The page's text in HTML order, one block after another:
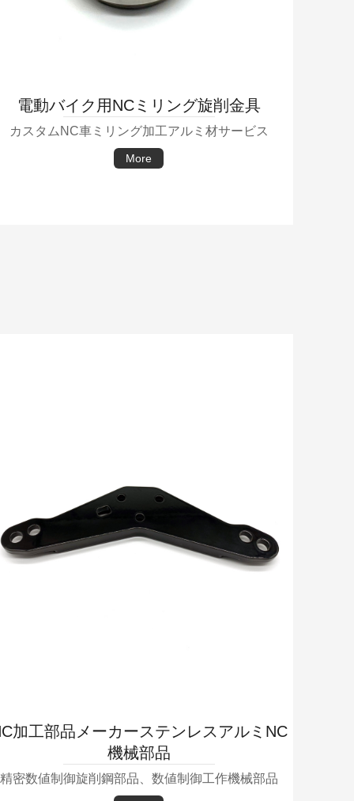
電動バイク用NCミリング旋削金具
カスタムNC車ミリング加工アルミ材サービス
More
加工部品メーカーステンレスアルミNC
機械部品
精密数値制御旋削鋼部品、数値制御工作機械部品